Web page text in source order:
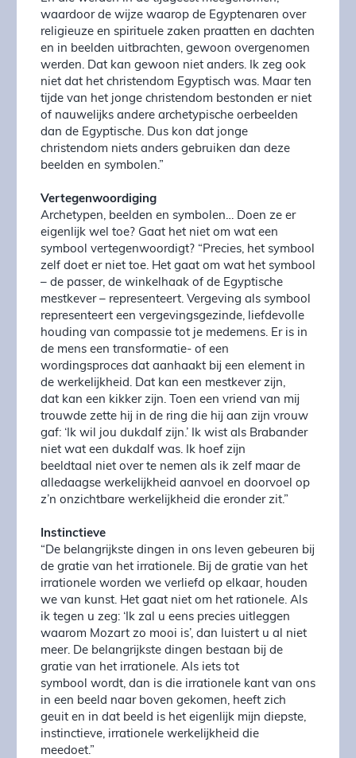
waardoor de wijze waarop de Egyptenaren over
religieuze en spirituele zaken praatten en dachten
en in beelden uitbrachten, gewoon overgenomen
werden. Dat kan gewoon niet anders. Ik zeg ook
niet dat het christendom Egyptisch was. Maar ten
tijde van het jonge christendom bestonden er niet
of nauwelijks andere archetypische oerbeelden
dan de Egyptische. Dus kon dat jonge
christendom niets anders gebruiken dan deze
beelden en symbolen.”
Vertegenwoordiging
Archetypen, beelden en symbolen… Doen ze er
eigenlijk wel toe? Gaat het niet om wat een
symbool vertegenwoordigt? “Precies, het symbool
zelf doet er niet toe. Het gaat om wat het symbool
– de passer, de winkelhaak of de Egyptische
mestkever – representeert. Vergeving als symbool
representeert een vergevingsgezinde, liefdevolle
houding van compassie tot je medemens. Er is in
de mens een transformatie- of een
wordingsproces dat aanhaakt bij een element in
de werkelijkheid. Dat kan een mestkever zijn,
dat kan een kikker zijn. Toen een vriend van mij
trouwde zette hij in de ring die hij aan zijn vrouw
gaf: ‘Ik wil jou dukdalf zijn.’ Ik wist als Brabander
niet wat een dukdalf was. Ik hoef zijn
beeldtaal niet over te nemen als ik zelf maar de
alledaagse werkelijkheid aanvoel en doorvoel op
z’n onzichtbare werkelijkheid die eronder zit.”
Instinctieve
“De belangrijkste dingen in ons leven gebeuren bij
de gratie van het irrationele. Bij de gratie van het
irrationele worden we verliefd op elkaar, houden
we van kunst. Het gaat niet om het rationele. Als
ik tegen u zeg: ‘Ik zal u eens precies uitleggen
waarom Mozart zo mooi is’, dan luistert u al niet
meer. De belangrijkste dingen bestaan bij de
gratie van het irrationele. Als iets tot
symbool wordt, dan is die irrationele kant van ons
in een beeld naar boven gekomen, heeft zich
geuit en in dat beeld is het eigenlijk mijn diepste,
instinctieve, irrationele werkelijkheid die
meedoet.”